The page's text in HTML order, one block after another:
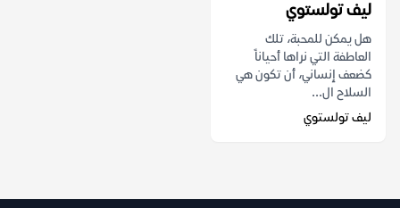
ليف تولستوي
هل يمكن للمحبة، تلك
العاطفة التي نراها أحياناً
كضعف إنساني، أن تكون هي
السلاح ال...
ليف تولستوي